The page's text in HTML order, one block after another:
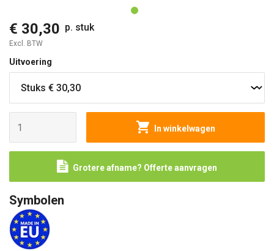
€ 30,30 p. stuk
Excl. BTW
Uitvoering
In winkelwagen
Grotere afname? Offerte aanvragen
Symbolen